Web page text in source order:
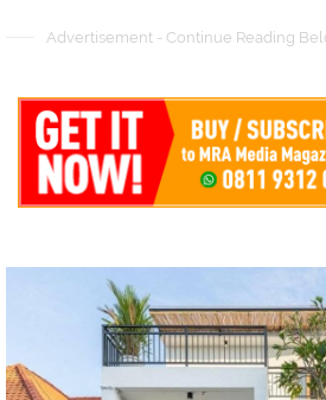
Advertisement - Continue Reading